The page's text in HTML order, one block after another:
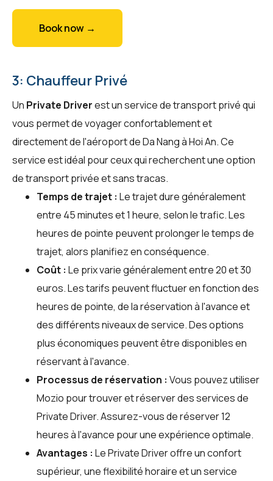
Book now →
3: Chauffeur Privé
Un Private Driverest un service de transport privé qui
vous permet de voyager confortablement et
directement de l'aéroport de Da Nang à Hoi An. Ce
service est idéal pour ceux qui recherchent une option
de transport privée et sans tracas.
Temps de trajet : Le trajet dure généralement
entre 45 minutes et 1 heure, selon le trafic. Les
heures de pointe peuvent prolonger le temps de
trajet, alors planifiez en conséquence.
Coût : Le prix varie généralement entre 20 et 30
euros. Les tarifs peuvent fluctuer en fonction des
heures de pointe, de la réservation à l'avance et
des différents niveaux de service. Des options
plus économiques peuvent être disponibles en
réservant à l'avance.
Processus de réservation : Vous pouvez utiliser
Mozio pour trouver et réserver des services de
Private Driver. Assurez-vous de réserver 12
heures à l'avance pour une expérience optimale.
Avantages : Le Private Driver offre un confort
supérieur, une flexibilité horaire et un service